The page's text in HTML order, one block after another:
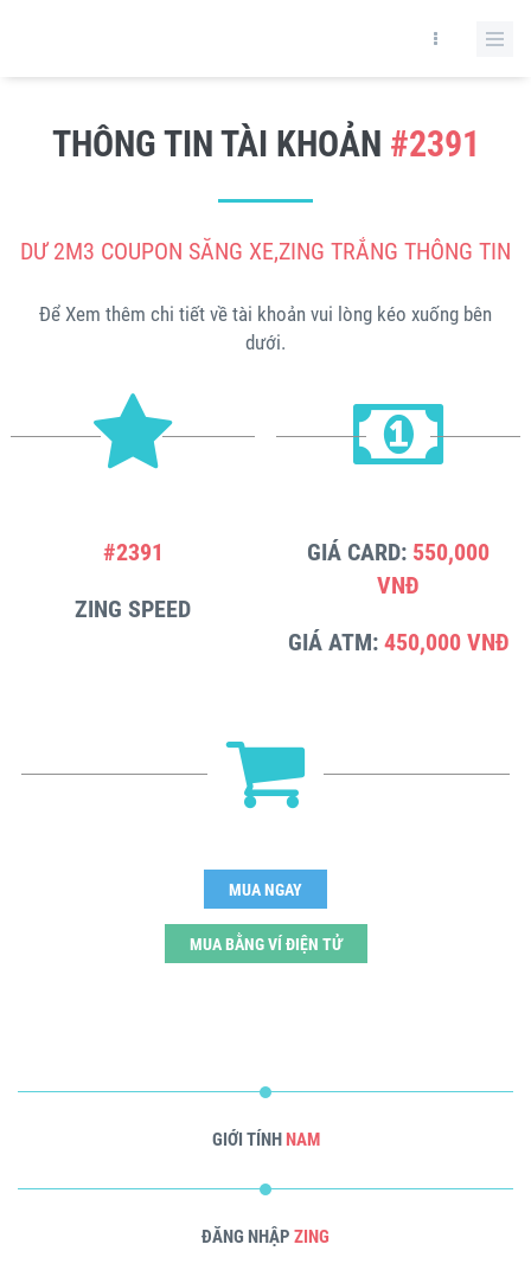
THÔNG TIN TÀI KHOẢN #2391
DƯ 2M3 COUPON SĂNG XE,ZING TRẮNG THÔNG TIN
Để Xem thêm chi tiết về tài khoản vui lòng kéo xuống bên
dưới.
#2391
ZING SPEED
GIÁ CARD: 550,000
VNĐ
GIÁ ATM: 450,000 VNĐ
MUA NGAY
MUA BẰNG VÍ ĐIỆN TỬ
GIỚI TÍNH NAM
ĐĂNG NHẬP ZING